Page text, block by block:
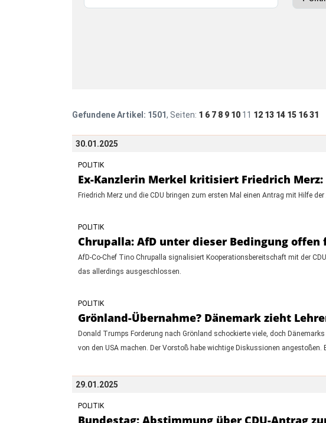
Gefundene Artikel: 1501, Seiten: 1 6 7 8 9 10 11 12 13 14 15 1631
30.01.2025
POLITIK
Ex-Kanzlerin Merkel kritisiert Friedrich
Friedrich Merz und die CDU bringen zum ersten Mal einen Antrag mit Hilfe
POLITIK
Chrupalla: AfD unter dieser Bedingung offen
AfD-Co-Chef Tino Chrupalla signalisiert Kooperationsbereitschaft mit der
das allerdings ausgeschlossen.
POLITIK
Grönland-Übernahme? Dänemark zieht
Donald Trumps Forderung nach Grönland schockierte viele, doch
von den USA machen. Der Vorstoß habe wichtige Diskussionen
29.01.2025
POLITIK
Bundestag: Abstimmung über CDU-Antrag